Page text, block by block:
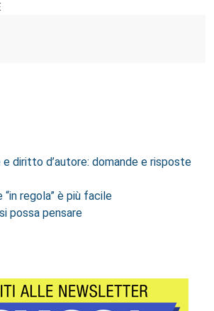
diritto d’autore: domande e risposte
“in regola” è più facile
possa pensare